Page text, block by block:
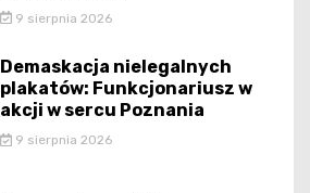
9 sierpnia 2026
Demaskacja nielegalnych
plakatów: Funkcjonariusz w
akcji w sercu Poznania
9 sierpnia 2026